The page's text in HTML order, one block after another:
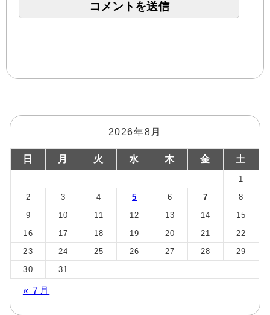
2026年8月
日 月 火 水 木 金 土
1
2
3 4 5 6 7
8
9
10 11 12 13 14
15
16
17 18 19 20 21
22
23
24 25 26 27 28
29
30
31
« 7月